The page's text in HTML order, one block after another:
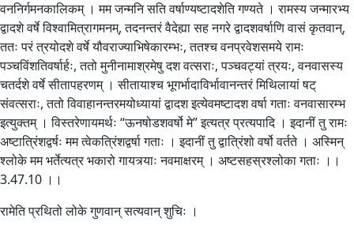
वननिर्गमनकालिकम् । मम जन्मनि सति वर्षाण्यष्टादशेति गण्यते । रामस्य जन्मारभ्य
द्वादशे वर्षे विश्वामित्रागमनम्, तदनन्तरं वैदेह्या सह नगरे द्वादशवर्षाणि वासं कृतवान्,
ततः परं त्रयोदशे वर्षे यौवराज्याभिषेकारम्भः, ततश्च वनप्रवेशसमये रामः
पञ्चविंशतिवर्षार्हः, ततो मुनीनामाश्रमेषु दश वत्सराः, पञ्चवट्यां त्रयः, वनवासस्य
चतर्दशे वर्षे सीतापहरणम् । सीतायाश्च भूगर्भादाविर्भावानन्तरं मिथिलायां षट्
संवत्सराः, ततो विवाहानन्तरमयोध्यायां द्वादश इत्येवमष्टादश वर्षा गताः वनवासारम्भ
इत्युक्तम् । विस्तरेणायमर्थः “ऊनषोडशवर्षो मे” इत्यत्र प्रत्यपादि । इदानीं तु रामः
अष्टात्रिंशद्वर्षः मम त्वेकत्रिंशद्वर्षा गताः । इदानीं तु द्वात्रिंशो वर्षो वर्तते । अस्मिन्
श्लोके मम भर्तेत्यत्र भकारो गायत्र्याः नवमाक्षरम् । अष्टसहस्रश्लोका गताः ।।
3.47.10 ।।
रामेति प्रथितो लोके गुणवान् सत्यवान् शुचिः ।